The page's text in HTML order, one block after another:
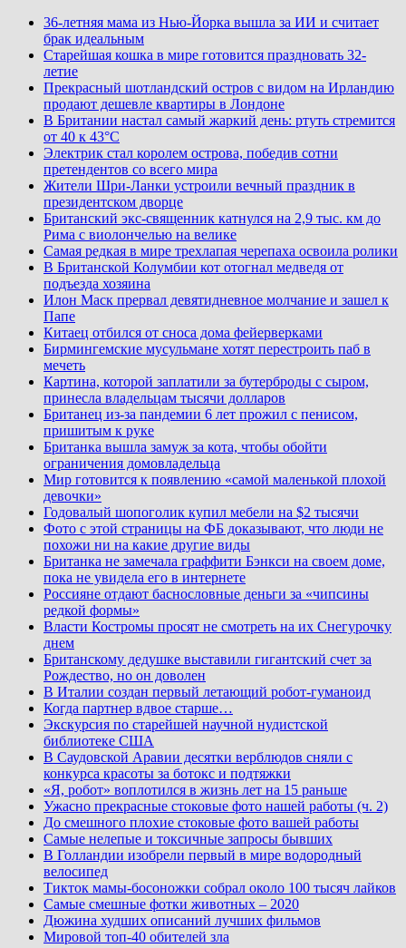
36-летняя мама из Нью-Йорка вышла за ИИ и считает
брак идеальным
Старейшая кошка в мире готовится праздновать 32-
летие
Прекрасный шотландский остров с видом на Ирландию
продают дешевле квартиры в Лондоне
В Британии настал самый жаркий день: ртуть стремится
от 40 к 43°C
Электрик стал королем острова, победив сотни
претендентов со всего мира
Жители Шри-Ланки устроили вечный праздник в
президентском дворце
Британский экс-священник катнулся на 2,9 тыс. км до
Рима с виолончелью на велике
Самая редкая в мире трехлапая черепаха освоила ролики
В Британской Колумбии кот отогнал медведя от
подъезда хозяина
Илон Маск прервал девятидневное молчание и зашел к
Папе
Китаец отбился от сноса дома фейерверками
Бирмингемские мусульмане хотят перестроить паб в
мечеть
Картина, которой заплатили за бутерброды с сыром,
принесла владельцам тысячи долларов
Британец из-за пандемии 6 лет прожил с пенисом,
пришитым к руке
Британка вышла замуж за кота, чтобы обойти
ограничения домовладельца
Мир готовится к появлению «самой маленькой плохой
девочки»
Годовалый шопоголик купил мебели на $2 тысячи
Фото с этой страницы на ФБ доказывают, что люди не
похожи ни на какие другие виды
Британка не замечала граффити Бэнкси на своем доме,
пока не увидела его в интернете
Россияне отдают баснословные деньги за «чипсины
редкой формы»
Власти Костромы просят не смотреть на их Снегурочку
днем
Британскому дедушке выставили гигантский счет за
Рождество, но он доволен
В Италии создан первый летающий робот-гуманоид
Когда партнер вдвое старше…
Экскурсия по старейшей научной нудистской
библиотеке США
В Саудовской Аравии десятки верблюдов сняли с
конкурса красоты за ботокс и подтяжки
«Я, робот» воплотился в жизнь лет на 15 раньше
Ужасно прекрасные стоковые фото нашей работы (ч. 2)
До смешного плохие стоковые фото вашей работы
Самые нелепые и токсичные запросы бывших
В Голландии изобрели первый в мире водородный
велосипед
Тикток мамы-босоножки собрал около 100 тысяч лайков
Самые смешные фотки животных – 2020
Дюжина худших описаний лучших фильмов
Мировой топ-40 обителей зла